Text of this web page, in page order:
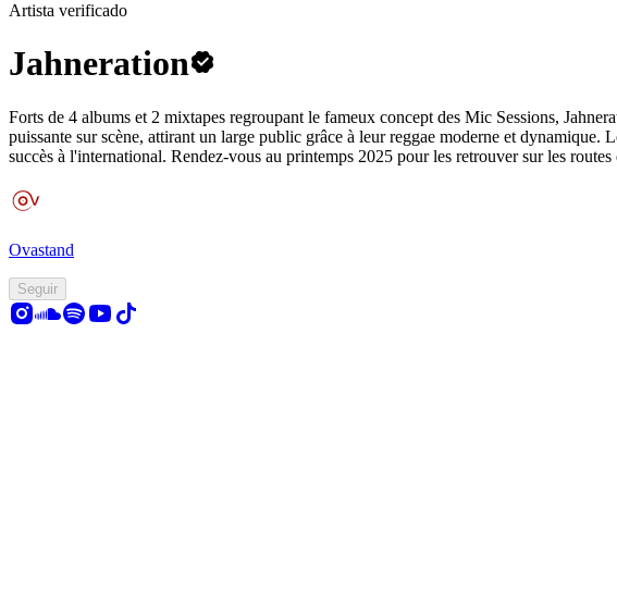
Artista verificado
Jahneration
Forts de 4 albums et 2 mixtapes regroupant le fameux concept des Mic Sessions,
puissante sur scène, attirant un large public grâce à leur reggae moderne et
succès à l'international. Rendez-vous au printemps 2025 pour les retrouver sur les
Ovastand
Seguir